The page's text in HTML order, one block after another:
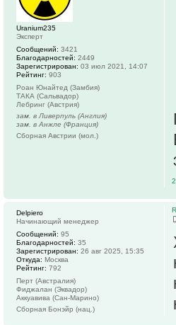
Uranium235
Эксперт
Сообщений: 3421
Благодарностей: 2449
Зарегистрирован: 03 июл 2021, 14:07
Рейтинг: 903
Роан Юнайтед (Замбия)
ТАКА (Сальвадор)
Лебринг (Австрия)
зам. в Ливерпуль (Англия)
зам. в Анжле (Франция)
Сборная Австрии (мол.)
Delpiero
Начинающий менеджер
Сообщений: 95
Благодарностей: 35
Зарегистрирован: 26 авг 2025, 15:35
Откуда: Москва
Рейтинг: 792
Перт (Австралия)
Фиджалан (Эквадор)
Аккуавива (Сан-Марино)
Сборная Бонэйр (нац.)